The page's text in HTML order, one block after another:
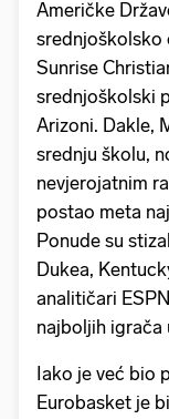
Američke
srednjoškolsko
Sunrise
srednjoškolski
Arizoni. Dakle,
srednju školu,
nevjerojatnim
postao meta
Ponude su
Dukea,
analitičari
najboljih igrača
Iako je već bio
Eurobasket je